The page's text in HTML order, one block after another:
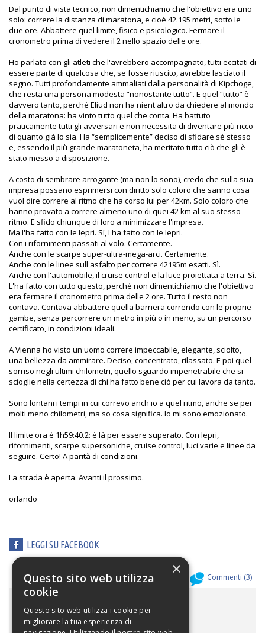
Dal punto di vista tecnico, non dimentichiamo che l'obiettivo era uno
solo: correre la distanza di maratona, e cioè 42.195 metri, sotto le
due ore. Abbattere quel limite, fisico e psicologico. Fermare il
cronometro prima di vedere il 2 nello spazio delle ore.
Ho parlato con gli atleti che l'avrebbero accompagnato, tutti eccitati di
essere parte di qualcosa che, se fosse riuscito, avrebbe lasciato il
segno. Tutti profondamente ammaliati dalla personalità di Kipchoge,
che resta una persona modesta “nonostante tutto”. E quel “tutto” è
davvero tanto, perché Eliud non ha nient'altro da chiedere al mondo
della maratona: ha vinto tutto quel che conta. Ha battuto
praticamente tutti gli avversari e non necessita di diventare più ricco
di quanto già lo sia. Ha “semplicemente” deciso di sfidare sé stesso
e, essendo il più grande maratoneta, ha meritato tutto ciò che gli è
stato messo a disposizione.
A costo di sembrare arrogante (ma non lo sono), credo che sulla sua
impresa possano esprimersi con diritto solo coloro che sanno cosa
vuol dire correre al ritmo che ha corso lui per 42km. Solo coloro che
hanno provato a correre almeno uno di quei 42 km al suo stesso
ritmo. E sfido chiunque di loro a minimizzare l'impresa.
Ma l'ha fatto con le lepri. Sì, l'ha fatto con le lepri.
Con i rifornimenti passati al volo. Certamente.
Anche con le scarpe super-ultra-mega-arci. Certamente.
Anche con le linee sull'asfalto per correre 42195m esatti. Sì.
Anche con l'automobile, il cruise control e la luce proiettata a terra. Sì.
L'ha fatto con tutto questo, perché non dimentichiamo che l'obiettivo
era fermare il cronometro prima delle 2 ore. Tutto il resto non
contava. Contava abbattere quella barriera correndo con le proprie
gambe, senza percorrere un metro in più o in meno, su un percorso
certificato, in condizioni ideali.
A Vienna ho visto un uomo correre impeccabile, elegante, sciolto,
una bellezza da ammirare. Deciso, concentrato, rilassato. E poi quel
sorriso negli ultimi chilometri, quello sguardo impenetrabile che si
scioglie nella certezza di chi ha fatto bene ciò per cui lavora da tanto.
Sono lontani i tempi in cui correvo anch'io a quel ritmo, anche se per
molti meno chilometri, ma so cosa significa. Io mi sono emozionato.
Il limite ora è 1h59:40.2: è là per essere superato. Con lepri,
rifornimenti, scarpe supersoniche, cruise control, luci varie e linee da
seguire. Certo! A parità di condizioni.
La strada è aperta. Avanti il prossimo.
orlando
LEGGI SU FACEBOOK
Allegati ( Commenti (3)
ALLEGATI
×
Questo sito web utilizza
cookie
Questo sito web utilizza i cookie per
migliorare la tua esperienza di